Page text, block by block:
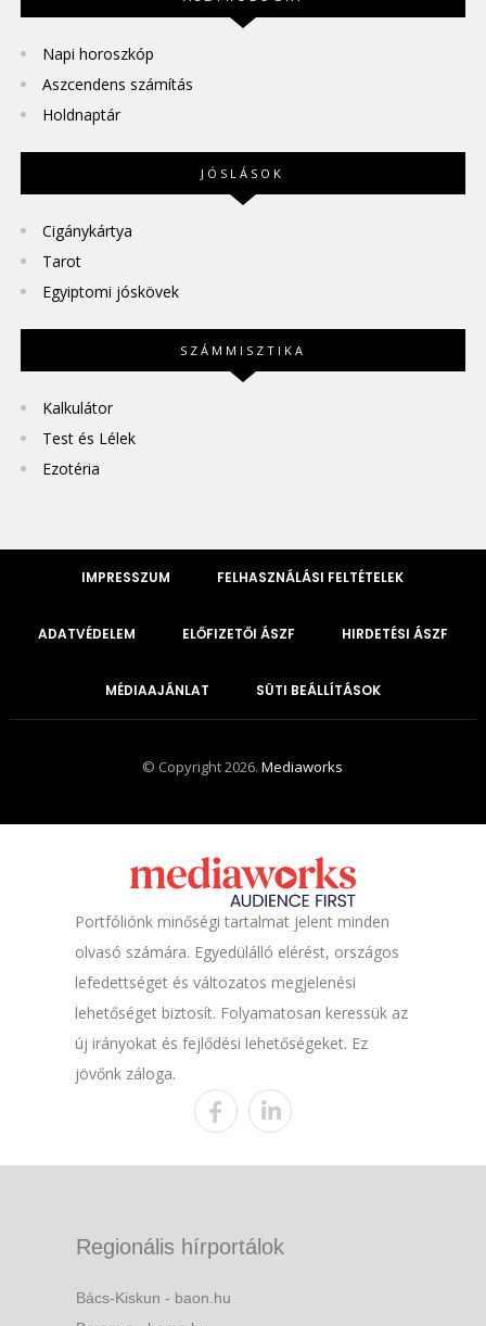
Napi horoszkóp
Aszcendens számítás
Holdnaptár
JÓSLÁSOK
Cigánykártya
Tarot
Egyiptomi jóskövek
SZÁMMISZTIKA
Kalkulátor
Test és Lélek
Ezotéria
IMPRESSZUM FELHASZNÁLÁSI FELTÉTELEK
ADATVÉDELEM ELŐFIZETŐI ÁSZF HIRDETÉSI ÁSZF
MÉDIAAJÁNLAT SÜTI BEÁLLÍTÁSOK
© Copyright 2026.Mediaworks
Portfóliónk minőségi tartalmat jelent minden
olvasó számára. Egyedülálló elérést, országos
lefedettséget és változatos megjelenési
lehetőséget biztosít. Folyamatosan keressük az
új irányokat és fejlődési lehetőségeket. Ez
jövőnk záloga.
Regionális hírportálok
Bács-Kiskun - baon.hu